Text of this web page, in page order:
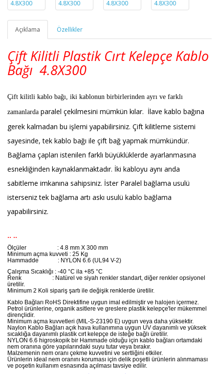
Açıklama Özellikler
Çift Kilitli Plastik Cırt Kelepçe Kablo
Bağı 4.8X300
Çift kilitli kablo bağı, iki kablonun birbirlerinden ayrı ve farklı
zamanlarda paralel çekilmesini mümkün kılar. İlave kablo bağına
gerek kalmadan bu işlemi yapabilirsiniz. Çift kilitleme sistemi
sayesinde, tek kablo bağı ile çift bağ yapmak mümkündür.
Bağlama çapları istenilen farklı büyüklüklerde ayarlanmasına
esnekliğinden kaynaklanmaktadır. İki kabloyu aynı anda
sabitleme imkanına sahipsiniz. İster Paralel bağlama usulü
isterseniz tek bağlama artı askı usulü kablo bağlama
yapabilirsiniz.
.. ..
Ölçüler
: 4.8 mm X 300 mm
Minimum açma kuvveti : 25 Kg
Hammadde
: NYLON 6.6 (UL94 V-2)
Çalışma Sıcaklığı : -40 °C ila +85 °C
Renk : Natürel ve siyah renkler standart, diğer renkler opsiyonel
üretilir.
Minimum 2 Koli sipariş şartı ile değişik renklerde üretilir.
Kablo Bağları RoHS Direktifine uygun imal edilmiştir ve halojen içermez.
Petrol ürünlerine, organik asitlere ve greslere plastik kelepçe'ler mükemmel
dirençlidir.
Minimum açma kuvvetleri (MIL-S-23190 E) uygun veya daha yüksektir.
Naylon Kablo Bağları açık hava kullanımına uygun UV dayanımlı ve yüksek
sıcaklığa dayanımlı plastik cırt kelepçe de isteğe bağlı üretilir.
NYLON 6.6 higroskopik bir Hammade olduğu için kablo bağları ortamdaki
nem oranına göre yapılarındaki suyu tutar veya bırakır.
Malzemenin nem oranı çekme kuvvetini ve sertliğini etkiler.
Ürünlerin ideal nem oranını koruması için delik poşetli ürünlerin alınmaması
ve poşetin kullanım esnasında açılması tavsiye edilir.